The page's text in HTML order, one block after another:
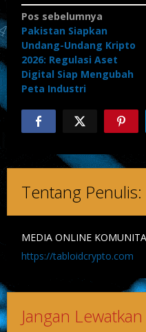
Navigasi
pos
Pos sebelumnya
Pakistan Siapkan
Undang-Undang Kripto
2026: Regulasi Aset
Digital Siap Mengubah
Peta Industri
Tentang Penulis:
MEDIA ONLINE
https://tabloidcrypto.com
Jangan Lewatkan